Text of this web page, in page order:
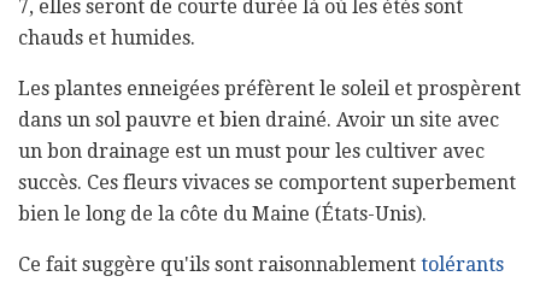
7, elles seront de courte durée là où les étés sont
chauds et humides.
Les plantes enneigées préfèrent le soleil et prospèrent
dans un sol pauvre et bien drainé. Avoir un site avec
un bon drainage est un must pour les cultiver avec
succès. Ces fleurs vivaces se comportent superbement
bien le long de la côte du Maine (États-Unis).
Ce fait suggère qu'ils sont raisonnablement tolérants